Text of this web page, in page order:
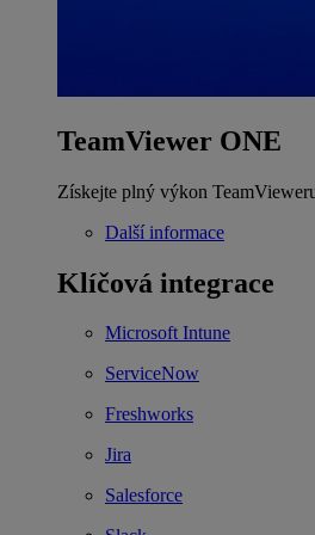
TeamViewer ONE
Získejte plný výkon
Další informace
Klíčová integrace
Microsoft Intune
ServiceNow
Freshworks
Jira
Salesforce